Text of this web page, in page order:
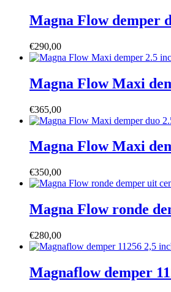
Magna Flow demper
€290,00
Magna Flow Maxi
€365,00
Magna Flow Maxi
€350,00
Magna Flow ronde
€280,00
Magnaflow demper